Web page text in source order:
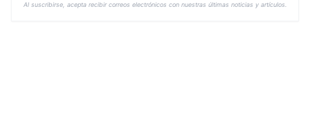
Al suscribirse, acepta recibir correos electrónicos con nuestras últimas noticias y artículos.